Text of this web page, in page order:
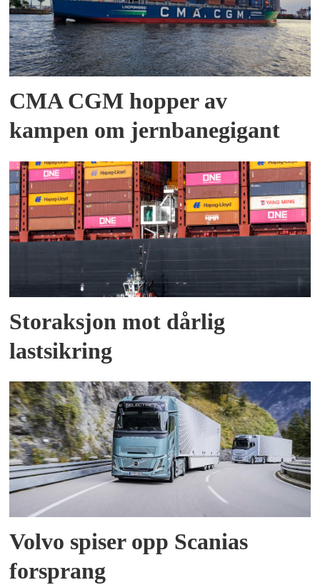
CMA CGM hopper av
kampen om jernbanegigant
Storaksjon mot dårlig
lastsikring
Volvo spiser opp Scanias
forsprang